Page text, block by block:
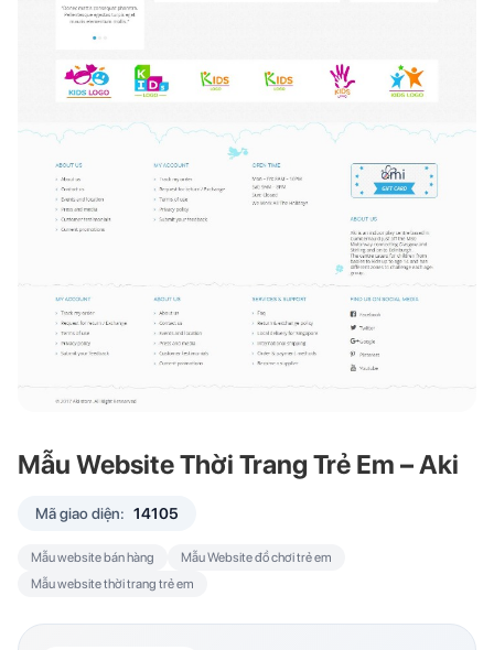
Mẫu Website Thời Trang Trẻ Em – Aki
Mã giao diện: 14105
Mẫu website bán hàng
Mẫu Website đồ chơi trẻ em
Mẫu website thời trang trẻ em